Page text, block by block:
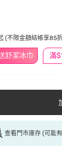
舒潔冰巾
(不限金額結帳享85
查看門市庫存 (可能